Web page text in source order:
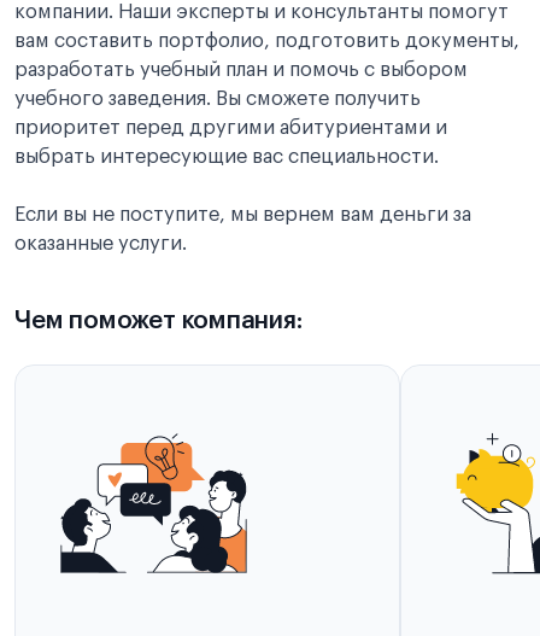
компании. Наши эксперты и консультанты помогут
вам составить портфолио, подготовить документы,
разработать учебный план и помочь с выбором
учебного заведения. Вы сможете получить
приоритет перед другими абитуриентами и
выбрать интересующие вас специальности.
Если вы не поступите, мы вернем вам деньги за
оказанные услуги.
Чем поможет компания: